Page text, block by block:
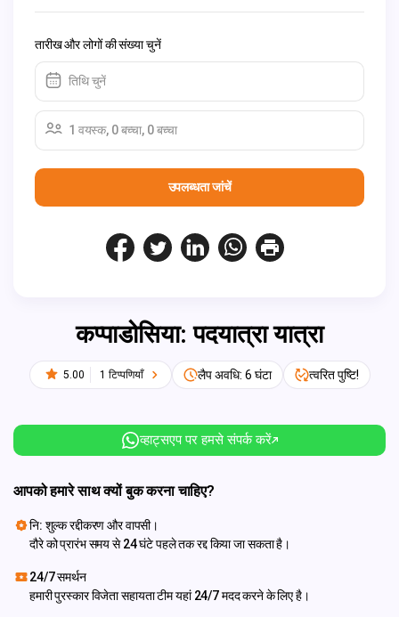
तारीख और लोगों की संख्या चुनें
तिथि चुनें
1 वयस्क, 0 बच्चा, 0 बच्चा
उपलब्धता जांचें
कप्पाडोसिया: पदयात्रा यात्रा
5.00 1 टिप्पणियाँ लैप अवधि: 6 घंटा त्वरित पुष्टि!
व्हाट्सएप पर हमसे संपर्क करें
आपको हमारे साथ क्यों बुक करना चाहिए?
नि: शुल्क रद्दीकरण और वापसी।
दौरे को प्रारंभ समय से 24 घंटे पहले तक रद्द किया जा सकता है।
24/7 समर्थन
हमारी पुरस्कार विजेता सहायता टीम यहां 24/7 मदद करने के लिए है।